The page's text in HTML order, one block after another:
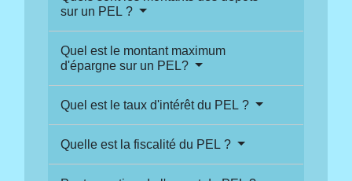
sur un PEL ?
Quel est le montant maximum
d'épargne sur un PEL?
Quel est le taux d'intérêt du PEL ?
Quelle est la fiscalité du PEL ?